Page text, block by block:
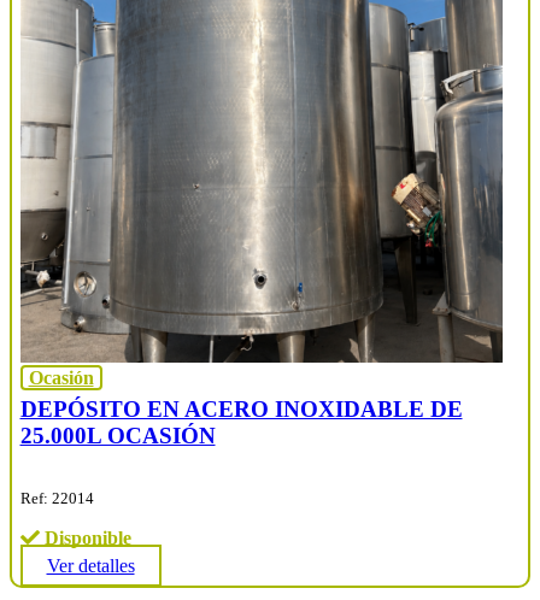
Ocasión
DEPÓSITO EN ACERO INOXIDABLE DE
25.000L OCASIÓN
Ref: 22014
Disponible
Ver detalles